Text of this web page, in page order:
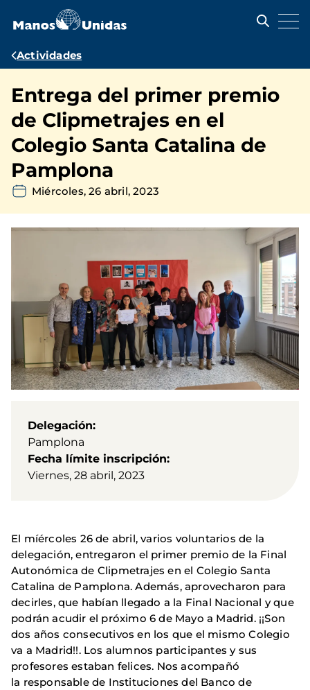
contenido
Ruta
navegación
Actividades
Entrega del primer premio
de Clipmetrajes en el
Colegio Santa Catalina de
Pamplona
Miércoles, 26 abril, 2023
Delegación
Pamplona
Fecha límite inscripción
Viernes, 28 abril, 2023
El míércoles 26 de abril, varios voluntarios de la
delegación, entregaron el primer premio de la Final
Autonómica de Clipmetrajes en el Colegio Santa
Catalina de Pamplona. Además, aprovecharon para
decirles, que habían llegado a la Final Nacional y que
podrán acudir el próximo 6 de Mayo a Madrid. ¡¡Son
dos años consecutivos en los que el mismo Colegio
va a Madrid!!. Los alumnos participantes y sus
profesores estaban felices. Nos acompañó
la responsable de Instituciones del Banco de